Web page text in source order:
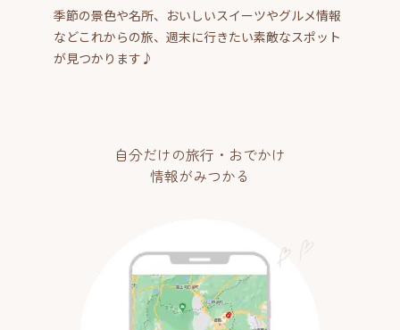
季節の景色や名所、おいしいスイーツやグルメ情報
などこれからの旅、週末に行きたい素敵なスポット
が見つかります♪
自分だけの旅行・おでかけ
情報がみつかる